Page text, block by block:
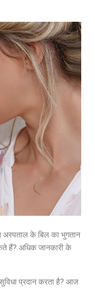
के बिल का भुगतान
हैं? अधिक जानकारी के
प्रदान करता है? आज